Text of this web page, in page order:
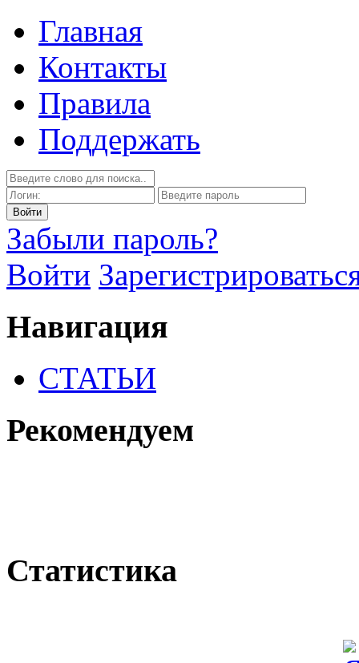
Главная
Контакты
Правила
Поддержать
Забыли пароль?
Войти
Навигация
СТАТЬИ
Рекомендуем
Статистика